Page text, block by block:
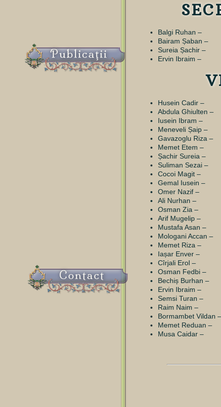
Publicaţii
Contact
Balgi Ruhan –
Bairam Șaban –
Sureia Șachir –
Ervin Ibraim –
Husein Cadir –
Abdula Ghiulten –
Iusein Ibram –
Meneveli Șaip –
Gavazoglu Riza –
Memet Etem –
Șachir Sureia –
Suliman Sezai –
Cocoi Magit –
Gemal Iusein –
Omer Nazif –
Ali Nurhan –
Osman Zia –
Arif Mugelip –
Mustafa Asan –
Mologani Accan –
Memet Riza –
Iașar Enver –
Cîrjali Erol –
Osman Fedbi –
Bechiș Burhan –
Ervin Ibraim –
Semsi Turan –
Raim Naim –
Bormambet Vildan –
Memet Reduan –
Musa Caidar –